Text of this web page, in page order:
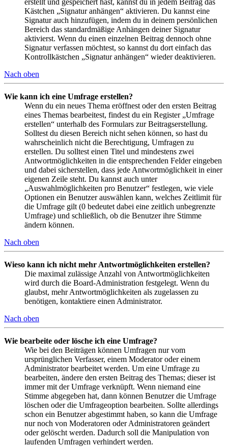
erstellt und gespeichert hast, kannst du in jedem Beitrag das
Kästchen „Signatur anhängen“ aktivieren. Du kannst eine
Signatur auch hinzufügen, indem du in deinem persönlichen
Bereich das standardmäßige Anhängen deiner Signatur
aktivierst. Wenn du einen einzelnen Beitrag dennoch ohne
Signatur verfassen möchtest, so kannst du dort einfach das
Kontrollkästchen „Signatur anhängen“ wieder deaktivieren.
Nach oben
Wie kann ich eine Umfrage erstellen?
Wenn du ein neues Thema eröffnest oder den ersten Beitrag
eines Themas bearbeitest, findest du ein Register „Umfrage
erstellen“ unterhalb des Formulars zur Beitragserstellung.
Solltest du diesen Bereich nicht sehen können, so hast du
wahrscheinlich nicht die Berechtigung, Umfragen zu
erstellen. Du solltest einen Titel und mindestens zwei
Antwortmöglichkeiten in die entsprechenden Felder eingeben
und dabei sicherstellen, dass jede Antwortmöglichkeit in einer
eigenen Zeile steht. Du kannst auch unter
„Auswahlmöglichkeiten pro Benutzer“ festlegen, wie viele
Optionen ein Benutzer auswählen kann, welches Zeitlimit für
die Umfrage gilt (0 bedeutet dabei eine zeitlich unbegrenzte
Umfrage) und schließlich, ob die Benutzer ihre Stimme
ändern können.
Nach oben
Wieso kann ich nicht mehr Antwortmöglichkeiten erstellen?
Die maximal zulässige Anzahl von Antwortmöglichkeiten
wird durch die Board-Administration festgelegt. Wenn du
glaubst, mehr Antwortmöglichkeiten als zugelassen zu
benötigen, kontaktiere einen Administrator.
Nach oben
Wie bearbeite oder lösche ich eine Umfrage?
Wie bei den Beiträgen können Umfragen nur vom
ursprünglichen Verfasser, einem Moderator oder einem
Administrator bearbeitet werden. Um eine Umfrage zu
bearbeiten, ändere den ersten Beitrag des Themas; dieser ist
immer mit der Umfrage verknüpft. Wenn niemand eine
Stimme abgegeben hat, dann können Benutzer die Umfrage
löschen oder die Umfrageoption bearbeiten. Sollte allerdings
schon ein Benutzer abgestimmt haben, so kann die Umfrage
nur noch von Moderatoren oder Administratoren geändert
oder gelöscht werden. Dadurch soll die Manipulation von
laufenden Umfragen verhindert werden.